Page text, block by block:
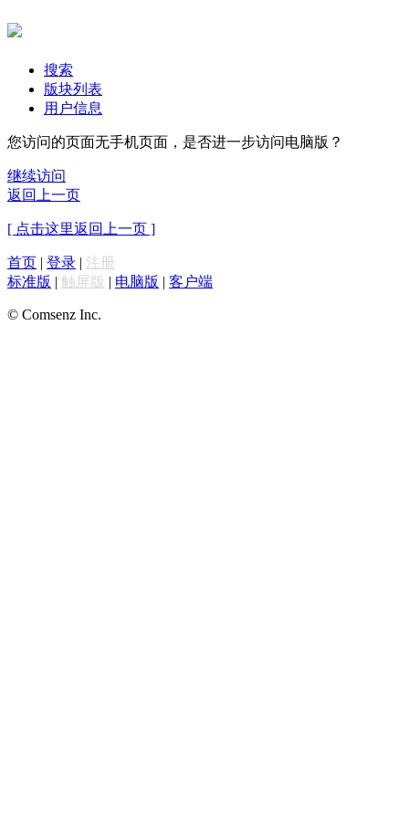
搜索
版块列表
用户信息
您访问的页面无手机页面，是否进一步访问电脑版？
继续访问
返回上一页
[ 点击这里返回上一页 ]
首页 | 登录 | 注册
标准版 | 触屏版 | 电脑版 | 客户端
© Comsenz Inc.